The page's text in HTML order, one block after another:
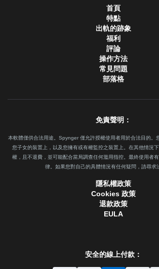
首頁
特點
出軌的跡象
福利
評論
操作方法
常見問題
部落格
免責聲明：
本軟體僅供合法用途。Spynger 僅允許授權使用者用於合法目的。
您子女的裝置上，以及您擁有或有權監控之裝置上。在其他情況
權，且不退費，並可能配合當局調查任何濫用指控。最終使用者
律。如果您對自己的具體情況有任何疑問，請尋求
隱私權政策
Cookies 政策
退款政策
EULA
安全的線上付款：